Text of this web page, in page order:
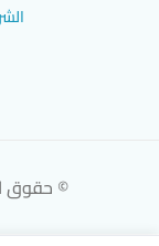
© حقوق النشر 2026.